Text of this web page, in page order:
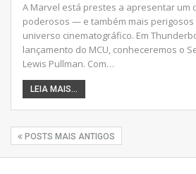
A Marvel está prestes a apresentar um
poderosos — e também mais
universo cinematográfico. Em
lançamento do MCU, conheceremos o
Lewis Pullman. Com…
LEIA MAIS...
POSTS MAIS ANTIGOS